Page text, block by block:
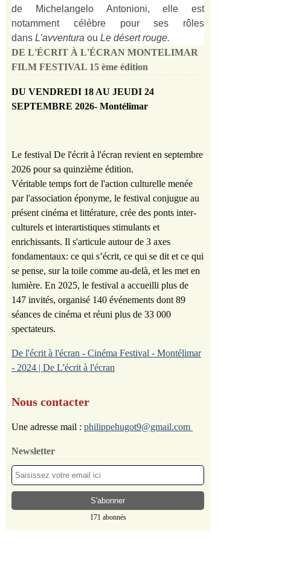
de Michelangelo Antonioni, elle est
notamment célèbre pour ses rôles
dans L’avventura ou Le désert rouge.
DE L'ÉCRIT À L'ÉCRAN MONTELIMAR
FILM FESTIVAL 15 ème édition
DU VENDREDI 18 AU JEUDI 24
SEPTEMBRE 2026- Montélimar
Le festival De l'écrit à l'écran revient en septembre
2026 pour sa quinzième édition.
Véritable temps fort de l'action culturelle menée
par l'association éponyme, le festival conjugue au
présent cinéma et littérature, crée des ponts inter-
culturels et interartistiques stimulants et
enrichissants. Il s'articule autour de 3 axes
fondamentaux: ce qui s’écrit, ce qui se dit et ce qui
se pense, sur la toile comme au-delà, et les met en
lumière. En 2025, le festival a accueilli plus de
147 invités, organisé 140 événements dont 89
séances de cinéma et réuni plus de 33 000
spectateurs.
De l'écrit à l'écran - Cinéma Festival - Montélimar
- 2024 | De L'écrit à l'écran
Nous contacter
Une adresse mail : philippehugot9@gmail.com
Newsletter
171 abonnés